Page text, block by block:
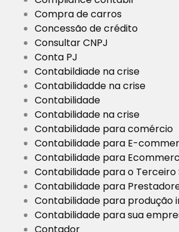
Compra de carros
Concessão de crédito
Consultar CNPJ
Conta PJ
Contabildiade na crise
Contabilidadde na crise
Contabilidade
Contabilidade na crise
Contabilidade para comércio
Contabilidade para E-
Contabilidade para
Contabilidade para o Terceiro
Contabilidade para
Contabilidade para produção
Contabilidade para sua